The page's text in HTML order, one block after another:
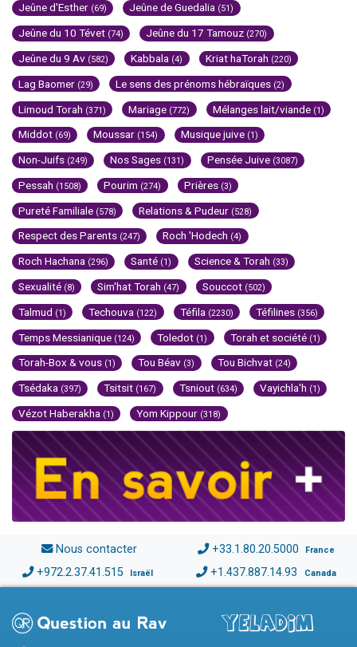
Jeûne d'Esther (69) Jeûne de Guedalia (51)
Jeûne du 10 Tévet (74) Jeûne du 17 Tamouz (270)
Jeûne du 9 Av (582) Kabbala (4) Kriat haTorah (220)
Lag Baomer (29) Le sens des prénoms hébraïques (2)
Limoud Torah (371) Mariage (772) Mélanges lait/viande (1)
Middot (69) Moussar (154) Musique juive (1)
Non-Juifs (249) Nos Sages (131) Pensée Juive (3087)
Pessah (1508) Pourim (274) Prières (3)
Pureté Familiale (578) Relations & Pudeur (528)
Respect des Parents (247) Roch 'Hodech (4)
Roch Hachana (296) Santé (1) Science & Torah (33)
Sexualité (8) Sim'hat Torah (47) Souccot (502)
Talmud (1) Techouva (122) Téfila (2230) Téfilines (356)
Temps Messianique (124) Toledot (1) Torah et société (1)
Torah-Box & vous (1) Tou Béav (3) Tou Bichvat (24)
Tsédaka (397) Tsitsit (167) Tsniout (634) Vayichla'h (1)
Vézot Haberakha (1) Yom Kippour (318)
Nous contacter +33.1.80.20.5000 France
+972.2.37.41.515 Israël +1.437.887.14.93 Canada